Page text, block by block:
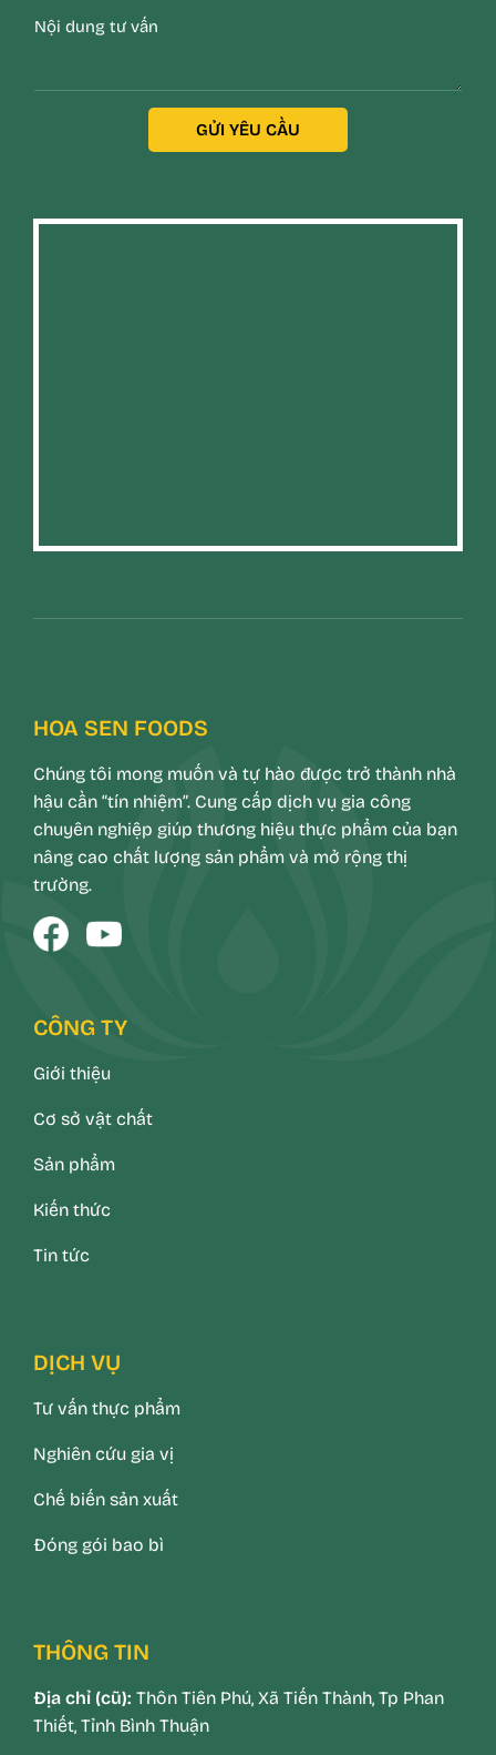
Nội dung tư vấn
GỬI YÊU CẦU
HOA SEN FOODS
Chúng tôi mong muốn và tự hào được trở thành nhà
hậu cần “tín nhiệm”. Cung cấp dịch vụ gia công
chuyên nghiệp giúp thương hiệu thực phẩm của bạn
nâng cao chất lượng sản phẩm và mở rộng thị
trường.
CÔNG TY
Giới thiệu
Cơ sở vật chất
Sản phẩm
Kiến thức
Tin tức
DỊCH VỤ
Tư vấn thực phẩm
Nghiên cứu gia vị
Chế biến sản xuất
Đóng gói bao bì
THÔNG TIN
Địa chỉ (cũ): Thôn Tiên Phú, Xã Tiến Thành, Tp Phan
Thiết, Tỉnh Bình Thuận